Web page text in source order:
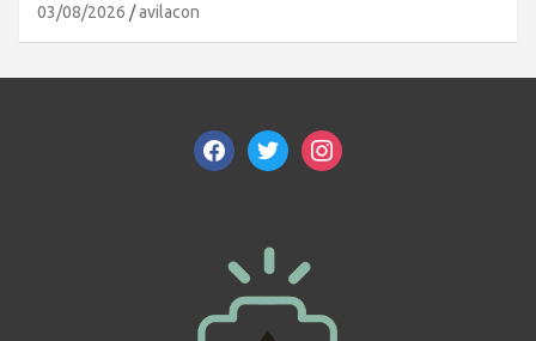
03/08/2026 avilacon
facebooktwitterinstagram